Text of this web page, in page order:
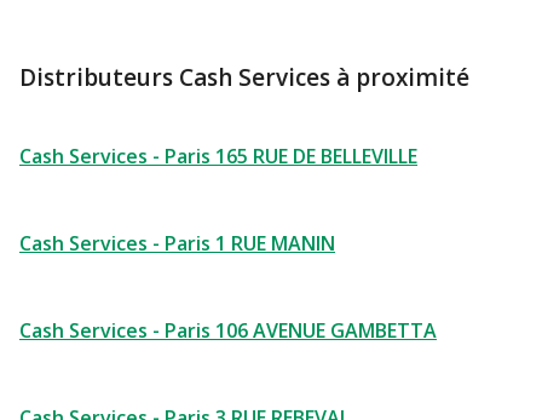
Distributeurs Cash Services à proximité
Cash Services - Paris 165 RUE DE BELLEVILLE
Cash Services - Paris 1 RUE MANIN
Cash Services - Paris 106 AVENUE GAMBETTA